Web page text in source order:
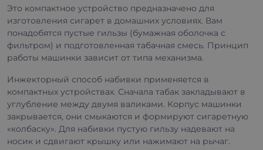
Это компактное устройство предназначено для
изготовления сигарет в домашних условиях. Вам
понадобятся пустые гильзы (бумажная оболочка с
фильтром) и подготовленная табачная смесь. Принцип
работы машинки зависит от типа механизма.
Инжекторный способ набивки применяется в
компактных устройствах. Сначала табак закладывают в
углубление между двумя валиками. Корпус машинки
закрывается, они смыкаются и формируют сигаретную
«колбаску». Для набивки пустую гильзу надевают на
носик и сдвигают крышку или нажимают на рычаг.